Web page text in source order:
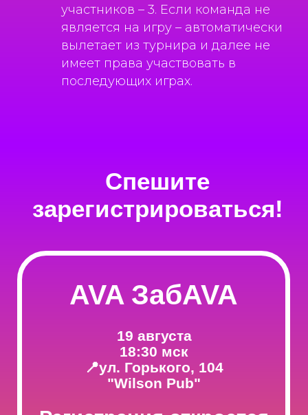
участников – 3. Если команда не
является на игру – автоматически
вылетает из турнира и далее не
имеет права участвовать в
последующих играх.
Обработка персональных данных